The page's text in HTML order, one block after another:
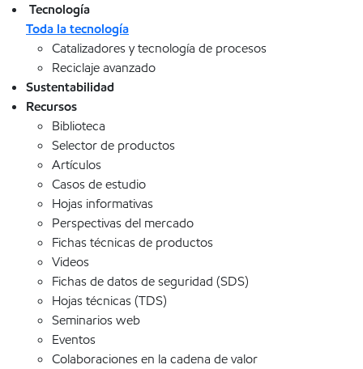
Tecnología
Toda la tecnología
Catalizadores y tecnología de procesos
Reciclaje avanzado
Sustentabilidad
Recursos
Biblioteca
Selector de productos
Artículos
Casos de estudio
Hojas informativas
Perspectivas del mercado
Fichas técnicas de productos
Videos
Fichas de datos de seguridad (SDS)
Hojas técnicas (TDS)
Seminarios web
Eventos
Colaboraciones en la cadena de valor